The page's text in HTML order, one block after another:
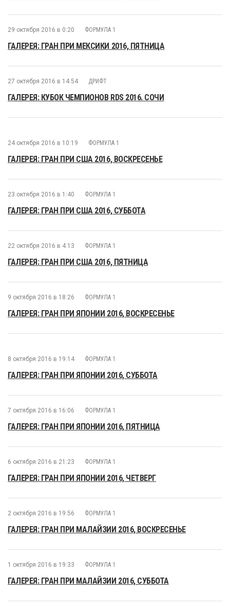
29 октября 2016 в 0:20 ФОРМУЛА 1
ГАЛЕРЕЯ: ГРАН ПРИ МЕКСИКИ 2016, ПЯТНИЦА
27 октября 2016 в 14:54 ДРИФТ
ГАЛЕРЕЯ: КУБОК ЧЕМПИОНОВ RDS 2016. СОЧИ
24 октября 2016 в 10:19 ФОРМУЛА 1
ГАЛЕРЕЯ: ГРАН ПРИ США 2016, ВОСКРЕСЕНЬЕ
23 октября 2016 в 1:40 ФОРМУЛА 1
ГАЛЕРЕЯ: ГРАН ПРИ США 2016, СУББОТА
22 октября 2016 в 4:13 ФОРМУЛА 1
ГАЛЕРЕЯ: ГРАН ПРИ США 2016, ПЯТНИЦА
9 октября 2016 в 18:26 ФОРМУЛА 1
ГАЛЕРЕЯ: ГРАН ПРИ ЯПОНИИ 2016, ВОСКРЕСЕНЬЕ
8 октября 2016 в 19:14 ФОРМУЛА 1
ГАЛЕРЕЯ: ГРАН ПРИ ЯПОНИИ 2016, СУББОТА
7 октября 2016 в 16:06 ФОРМУЛА 1
ГАЛЕРЕЯ: ГРАН ПРИ ЯПОНИИ 2016, ПЯТНИЦА
6 октября 2016 в 21:23 ФОРМУЛА 1
ГАЛЕРЕЯ: ГРАН ПРИ ЯПОНИИ 2016, ЧЕТВЕРГ
2 октября 2016 в 19:56 ФОРМУЛА 1
ГАЛЕРЕЯ: ГРАН ПРИ МАЛАЙЗИИ 2016, ВОСКРЕСЕНЬЕ
1 октября 2016 в 19:33 ФОРМУЛА 1
ГАЛЕРЕЯ: ГРАН ПРИ МАЛАЙЗИИ 2016, СУББОТА